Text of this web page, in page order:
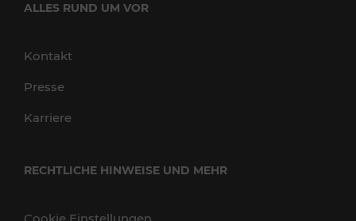
ALLES RUND UM VOR
Kontakt
Presse
Karriere
RECHTLICHE HINWEISE UND MEHR